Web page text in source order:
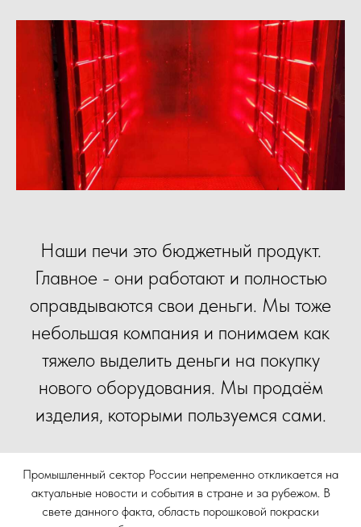
Наши печи это бюджетный продукт.
Главное - они работают и полностью
оправдываются свои деньги. Мы тоже
небольшая компания и понимаем как
тяжело выделить деньги на покупку
нового оборудования. Мы продаём
изделия, которыми пользуемся сами.
Промышленный сектор России непременно откликается на
актуальные новости и события в стране и за рубежом. В
свете данного факта, область порошковой покраски